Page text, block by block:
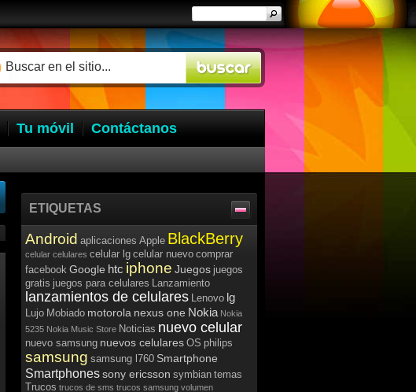
Tu móvil Contáctanos
ETIQUETAS
Android aplicaciones Apple BlackBerry
celular celulares celular lg celular nuevo comprar
facebook Google htc iphone Juegos juegos
gratis juegos para celulares Lanzamiento
lanzamientos de celulares Lenovo lg
Lujo Mobiado motorola nexus one Nokia Nokia
5235 Nokia Music Store Noticias nuevo celular
nuevo samsung nuevos celulares OS philips
samsung samsung l760 Smartphone
Smartphonessony ericsson symbian temas
Trucos trucos de sms trucos samsung volumen